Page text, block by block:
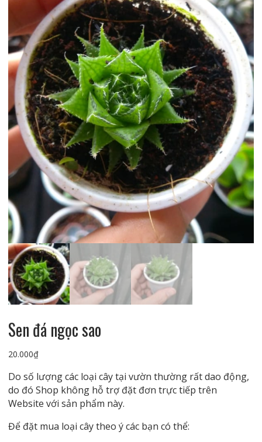
Sen đá ngọc sao
20.000₫
Do số lượng các loại cây tại vườn thường rất dao động,
do đó Shop không hỗ trợ đặt đơn trực tiếp trên
Website với sản phẩm này.
Để đặt mua loại cây theo ý các bạn có thể: